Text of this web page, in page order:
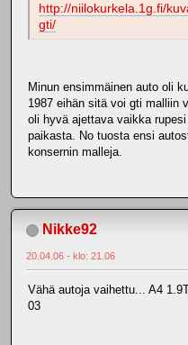
http://niilokurkela.1g.fi/
gti/
Minun ensimmäinen auto oli
1987 eihän sitä voi gti malliin
oli hyvä ajettava vaikka
paikasta. No tuosta ensi
konsernin malleja.
Nikke92
20.04.06 - klo: 21.06
Vähä autoja vaihettu... A4
03